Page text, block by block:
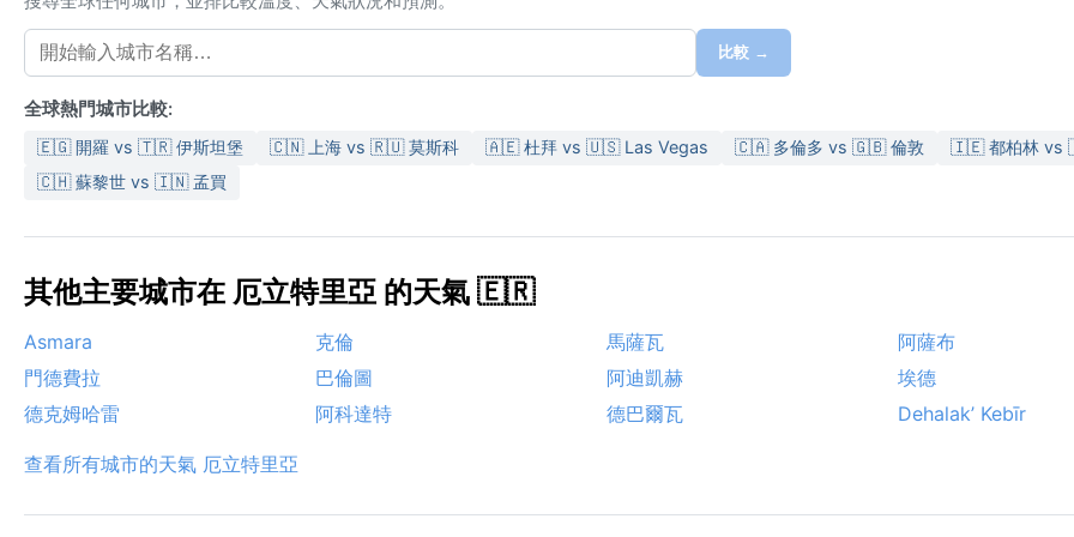
比較 →
全球熱門城市比較:
🇪🇬 開羅 vs 🇹🇷 伊斯坦堡 🇨🇳 上海 vs 🇷🇺 莫斯科 🇦🇪 杜拜 vs 🇺🇸 Las Vegas 🇨🇦 多倫多 vs 🇬🇧 倫敦
🇮🇪 都柏林 vs
🇨🇭 蘇黎世 vs 🇮🇳 孟買
其他主要城市在 厄立特里亞 的天氣 🇪🇷
Asmara 克倫 馬薩瓦
阿薩布
門德費拉
巴倫圖 阿迪凱赫
埃德
德克姆哈雷
阿科達特 德巴爾瓦 Dehalak’ Kebīr
查看所有城市的天氣 厄立特里亞